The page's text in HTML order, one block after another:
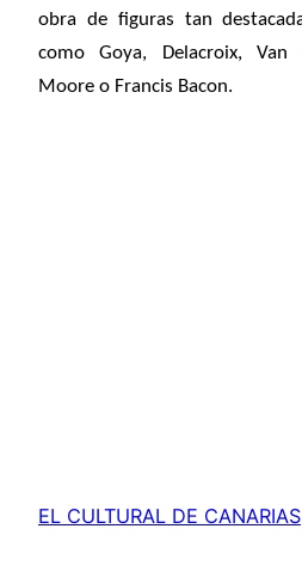
obra de figuras tan
como Goya, Delacroix, Van
Moore o Francis Bacon.
EL CULTURAL DE CANARIAS